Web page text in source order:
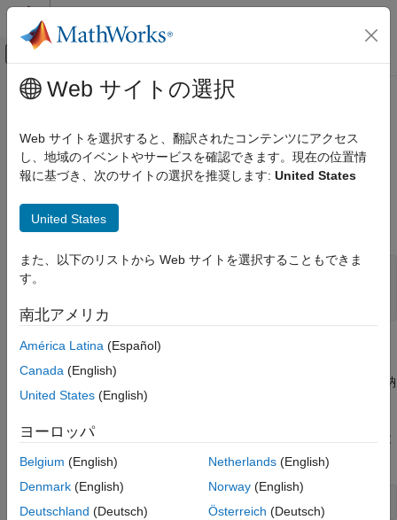
コンテンツへスキップ
オフキャンバス ナビゲーション メ
ドキュメンテーションのホーム
外部言語インターフェイス
MATLAB での Fortran
項目一覧
説明
参考
メインコンテンツ
mxIsInt32 (Fortran)
mxArray が 32 ビット符号付き整数としてデータを表しているか
どうかを判別
このページをすべて展開する
Fortran 構文
説明
は、
がそのデータを 32 ビット整数として格納
する場合に 1を返します。それ以外の場合は
Fortan では、
を呼び出すことは以下を呼び出すことと
同等です。
mxGetClassName(pm) == 'int32'
Web サイトの選択
Web サイトを選択すると、翻訳されたコンテンツにアクセス
し、地域のイベントやサービスを確認できます。現在の位置情
報に基づき、次のサイトの選択を推奨します: United States
United States
また、以下のリストから Web サイトを選択することもできま
す。
南北アメリカ
América Latina (Español)
Canada (English)
United States (English)
ヨーロッパ
Belgium (English)
Denmark (English)
Deutschland (Deutsch)
Netherlands(English)
Norway(English)
Österreich (Deutsch)